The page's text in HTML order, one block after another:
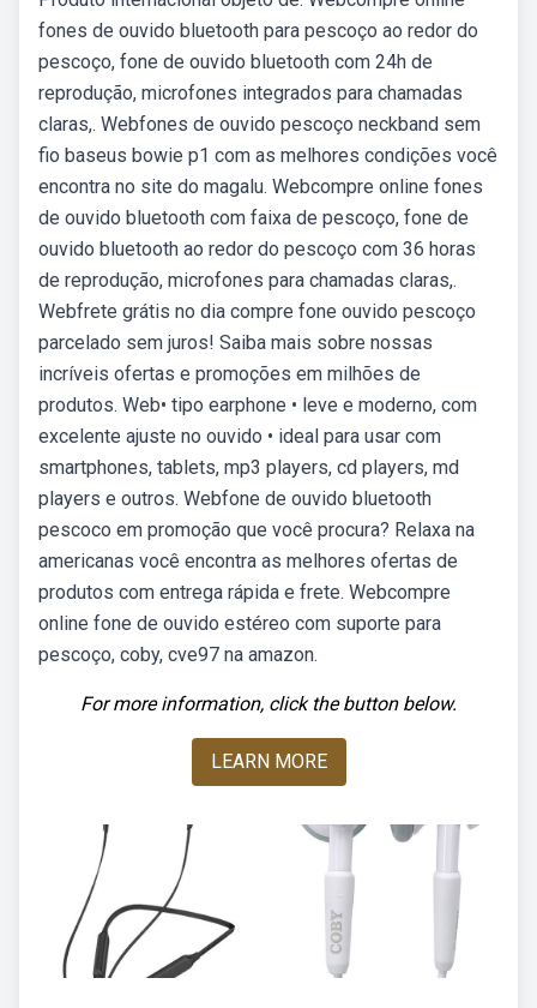
fones de ouvido bluetooth para pescoço ao redor do
pescoço, fone de ouvido bluetooth com 24h de
reprodução, microfones integrados para chamadas
claras,. Webfones de ouvido pescoço neckband sem
fio baseus bowie p1 com as melhores condições você
encontra no site do magalu. Webcompre online fones
de ouvido bluetooth com faixa de pescoço, fone de
ouvido bluetooth ao redor do pescoço com 36 horas
de reprodução, microfones para chamadas claras,.
Webfrete grátis no dia compre fone ouvido pescoço
parcelado sem juros! Saiba mais sobre nossas
incríveis ofertas e promoções em milhões de
produtos. Web• tipo earphone • leve e moderno, com
excelente ajuste no ouvido • ideal para usar com
smartphones, tablets, mp3 players, cd players, md
players e outros. Webfone de ouvido bluetooth
pescoco em promoção que você procura? Relaxa na
americanas você encontra as melhores ofertas de
produtos com entrega rápida e frete. Webcompre
online fone de ouvido estéreo com suporte para
pescoço, coby, cve97 na amazon.
For more information, click the button below.
LEARN MORE